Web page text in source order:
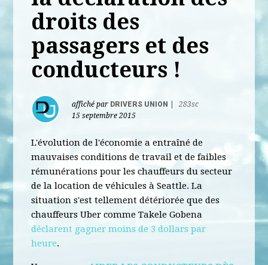
droits des
passagers et des
conducteurs !
affiché par DRIVERS UNION
283sc
15 septembre 2015
L'évolution de l'économie a entraîné de
mauvaises conditions de travail et de faibles
rémunérations pour les chauffeurs du secteur
de la location de véhicules à Seattle. La
situation s'est tellement détériorée que des
chauffeurs Uber comme Takele Gobena
déclarent gagner moins de 3 dollars par
heure.